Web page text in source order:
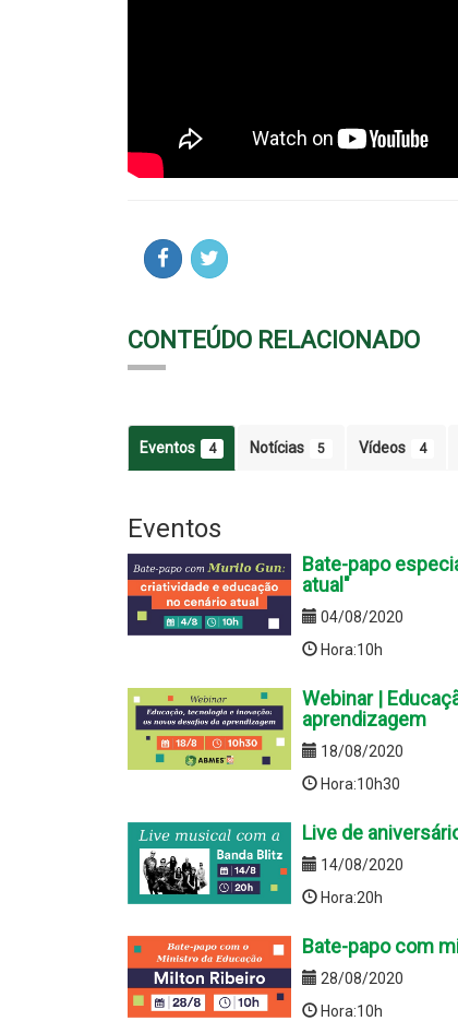
CONTEÚDO RELACIONADO
Eventos 4 Notícias 5 Vídeos 4
Eventos
Bate-papo
atual"
04/08/2020
Hora:10h
Webinar |
aprendizagem
18/08/2020
Hora:10h30
Live de
14/08/2020
Hora:20h
Bate-papo com
28/08/2020
Hora:10h